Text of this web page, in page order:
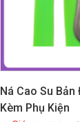
Ná Cao Su
Kèm Phụ Kiện